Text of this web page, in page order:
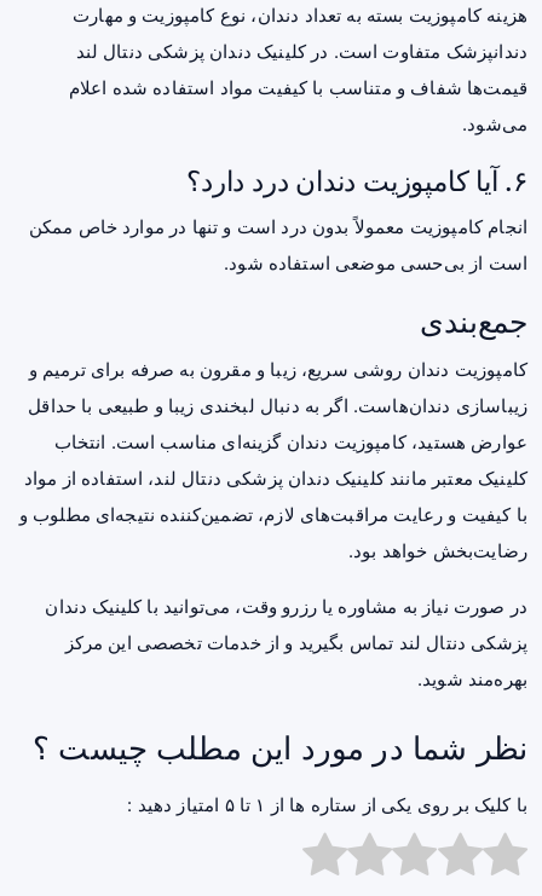
هزینه کامپوزیت بسته به تعداد دندان، نوع کامپوزیت و مهارت
دندانپزشک متفاوت است. در کلینیک دندان پزشکی دنتال لند
قیمت‌ها شفاف و متناسب با کیفیت مواد استفاده شده اعلام
می‌شود.
۶. آیا کامپوزیت دندان درد دارد؟
انجام کامپوزیت معمولاً بدون درد است و تنها در موارد خاص ممکن
است از بی‌حسی موضعی استفاده شود.
جمع‌بندی
کامپوزیت دندان روشی سریع، زیبا و مقرون به صرفه برای ترمیم و
زیباسازی دندان‌هاست. اگر به دنبال لبخندی زیبا و طبیعی با حداقل
عوارض هستید، کامپوزیت دندان گزینه‌ای مناسب است. انتخاب
کلینیک معتبر مانند کلینیک دندان پزشکی دنتال لند، استفاده از مواد
با کیفیت و رعایت مراقبت‌های لازم، تضمین‌کننده نتیجه‌ای مطلوب و
رضایت‌بخش خواهد بود.
در صورت نیاز به مشاوره یا رزرو وقت، می‌توانید با کلینیک دندان
پزشکی دنتال لند تماس بگیرید و از خدمات تخصصی این مرکز
بهره‌مند شوید.
نظر شما در مورد این مطلب چیست ؟
با کلیک بر روی یکی از ستاره ها از ۱ تا ۵ امتیاز دهید :